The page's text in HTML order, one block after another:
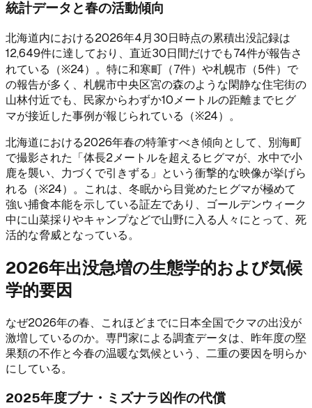
統計データと春の活動傾向
北海道内における2026年4月30日時点の累積出没記録は
12,649件に達しており、直近30日間だけでも74件が報告さ
れている（※24）。特に和寒町（7件）や札幌市（5件）で
の報告が多く、札幌市中央区宮の森のような閑静な住宅街の
山林付近でも、民家からわずか10メートルの距離までヒグ
マが接近した事例が報じられている（※24）。
北海道における2026年春の特筆すべき傾向として、別海町
で撮影された「体長2メートルを超えるヒグマが、水中で小
鹿を襲い、力づくで引きずる」という衝撃的な映像が挙げら
れる（※24）。これは、冬眠から目覚めたヒグマが極めて
強い捕食本能を示している証左であり、ゴールデンウィーク
中に山菜採りやキャンプなどで山野に入る人々にとって、死
活的な脅威となっている。
2026年出没急増の生態学的および気候
学的要因
なぜ2026年の春、これほどまでに日本全国でクマの出没が
激増しているのか。専門家による調査データは、昨年度の堅
果類の不作と今春の温暖な気候という、二重の要因を明らか
にしている。
2025年度ブナ・ミズナラ凶作の代償